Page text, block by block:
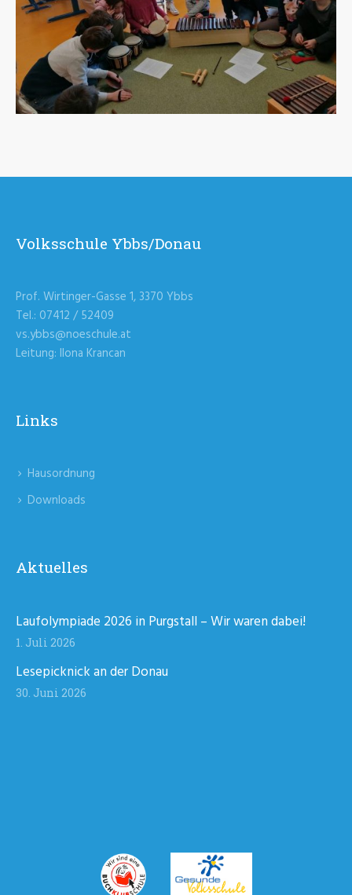
Volksschule Ybbs/Donau
Prof. Wirtinger-Gasse 1, 3370 Ybbs
Tel.: 07412 / 52409
vs.ybbs@noeschule.at
Leitung: Ilona Krancan
Links
Hausordnung
Downloads
Aktuelles
Laufolympiade 2026 in Purgstall – Wir waren dabei!
1. Juli 2026
Lesepicknick an der Donau
30. Juni 2026